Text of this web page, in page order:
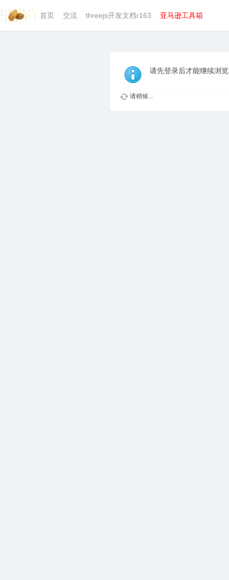
首页 交流 threejs开发文档r163 亚马逊工具箱
请先登录后才能继续浏览
请稍候...